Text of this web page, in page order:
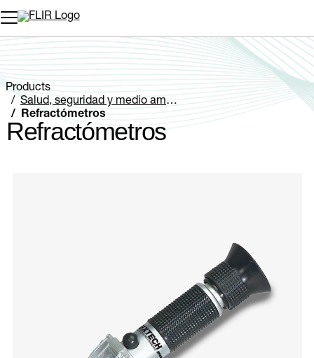
Products
Salud, seguridad y medio ambiente
Refractómetros
Refractómetros